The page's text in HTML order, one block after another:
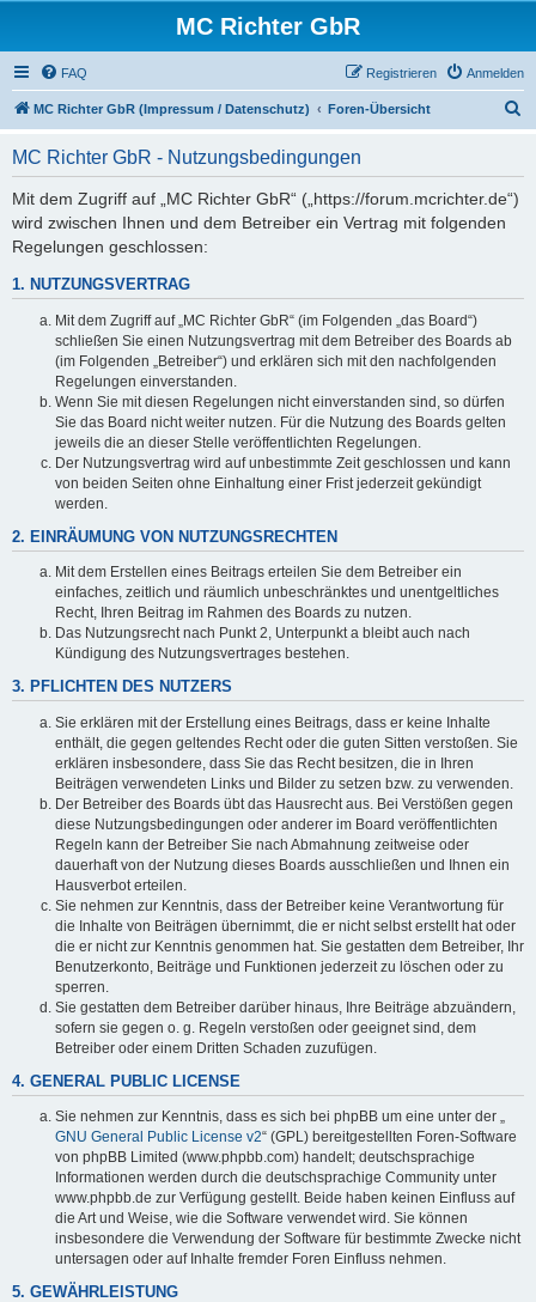
MC Richter GbR
FAQ Anmelden
Registrieren
MC Richter GbR (Impressum / Datenschutz) Foren-Übersicht
MC Richter GbR - Nutzungsbedingungen
Mit dem Zugriff auf „MC Richter GbR“ („https://forum.mcrichter.de“)
wird zwischen Ihnen und dem Betreiber ein Vertrag mit folgenden
Regelungen geschlossen:
1. NUTZUNGSVERTRAG
Mit dem Zugriff auf „MC Richter GbR“ (im Folgenden „das Board“)
schließen Sie einen Nutzungsvertrag mit dem Betreiber des Boards ab
(im Folgenden „Betreiber“) und erklären sich mit den nachfolgenden
Regelungen einverstanden.
Wenn Sie mit diesen Regelungen nicht einverstanden sind, so dürfen
Sie das Board nicht weiter nutzen. Für die Nutzung des Boards gelten
jeweils die an dieser Stelle veröffentlichten Regelungen.
Der Nutzungsvertrag wird auf unbestimmte Zeit geschlossen und kann
von beiden Seiten ohne Einhaltung einer Frist jederzeit gekündigt
werden.
2. EINRÄUMUNG VON NUTZUNGSRECHTEN
Mit dem Erstellen eines Beitrags erteilen Sie dem Betreiber ein
einfaches, zeitlich und räumlich unbeschränktes und unentgeltliches
Recht, Ihren Beitrag im Rahmen des Boards zu nutzen.
Das Nutzungsrecht nach Punkt 2, Unterpunkt a bleibt auch nach
Kündigung des Nutzungsvertrages bestehen.
3. PFLICHTEN DES NUTZERS
Sie erklären mit der Erstellung eines Beitrags, dass er keine Inhalte
enthält, die gegen geltendes Recht oder die guten Sitten verstoßen. Sie
erklären insbesondere, dass Sie das Recht besitzen, die in Ihren
Beiträgen verwendeten Links und Bilder zu setzen bzw. zu verwenden.
Der Betreiber des Boards übt das Hausrecht aus. Bei Verstößen gegen
diese Nutzungsbedingungen oder anderer im Board veröffentlichten
Regeln kann der Betreiber Sie nach Abmahnung zeitweise oder
dauerhaft von der Nutzung dieses Boards ausschließen und Ihnen ein
Hausverbot erteilen.
Sie nehmen zur Kenntnis, dass der Betreiber keine Verantwortung für
die Inhalte von Beiträgen übernimmt, die er nicht selbst erstellt hat oder
die er nicht zur Kenntnis genommen hat. Sie gestatten dem Betreiber, Ihr
Benutzerkonto, Beiträge und Funktionen jederzeit zu löschen oder zu
sperren.
Sie gestatten dem Betreiber darüber hinaus, Ihre Beiträge abzuändern,
sofern sie gegen o. g. Regeln verstoßen oder geeignet sind, dem
Betreiber oder einem Dritten Schaden zuzufügen.
4. GENERAL PUBLIC LICENSE
Sie nehmen zur Kenntnis, dass es sich bei phpBB um eine unter der „
GNU General Public License v2“ (GPL) bereitgestellten Foren-Software
von phpBB Limited (www.phpbb.com) handelt; deutschsprachige
Informationen werden durch die deutschsprachige Community unter
www.phpbb.de zur Verfügung gestellt. Beide haben keinen Einfluss auf
die Art und Weise, wie die Software verwendet wird. Sie können
insbesondere die Verwendung der Software für bestimmte Zwecke nicht
untersagen oder auf Inhalte fremder Foren Einfluss nehmen.
5. GEWÄHRLEISTUNG